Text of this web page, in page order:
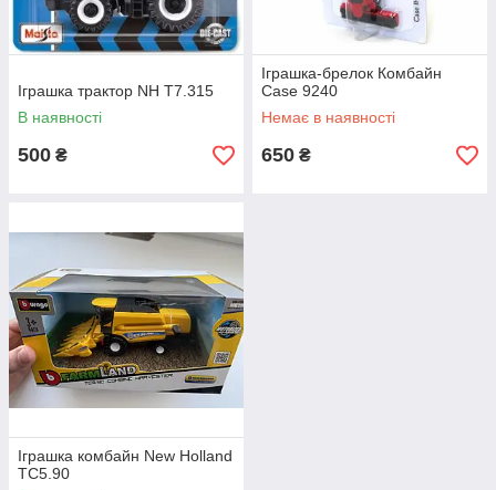
Іграшка трактор NH T7.315
В наявності
500 ₴
Іграшка-брелок Комбайн
Case 9240
Немає в наявності
650 ₴
Іграшка комбайн New Holland
TC5.90